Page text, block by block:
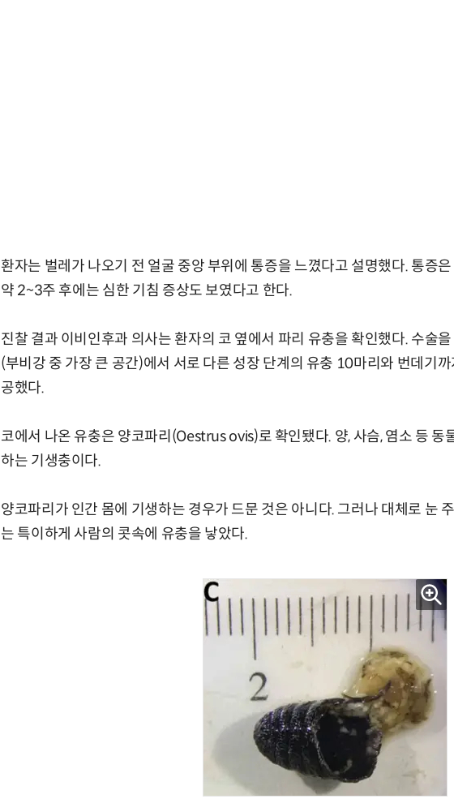
환자는 벌레가 나오기 전 얼굴 중앙 부위에 통증을 느꼈다고 설명했다. 통증
약 2~3주 후에는 심한 기침 증상도 보였다고 한다.
진찰 결과 이비인후과 의사는 환자의 코 옆에서 파리 유충을 확인했다. 수술
(부비강 중 가장 큰 공간)에서 서로 다른 성장 단계의 유충 10마리와 번데기
공했다.
코에서 나온 유충은 양코파리(Oestrus ovis)로 확인됐다. 양, 사슴, 염소 등 동
하는 기생충이다.
양코파리가 인간 몸에 기생하는 경우가 드문 것은 아니다. 그러나 대체로 눈
는 특이하게 사람의 콧속에 유충을 낳았다.